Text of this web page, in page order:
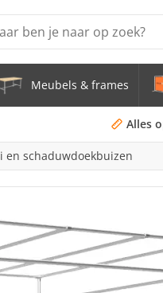
onderstel tafel
Spandoekframe
steigerbuis staal Ø
Buis Ø 21,3 mm
Meubels & frames
Alles
en schaduwdoekbuizen